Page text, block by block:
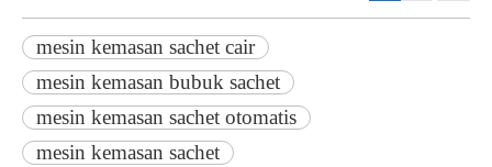
mesin kemasan sachet cair
mesin kemasan bubuk sachet
mesin kemasan sachet otomatis
mesin kemasan sachet